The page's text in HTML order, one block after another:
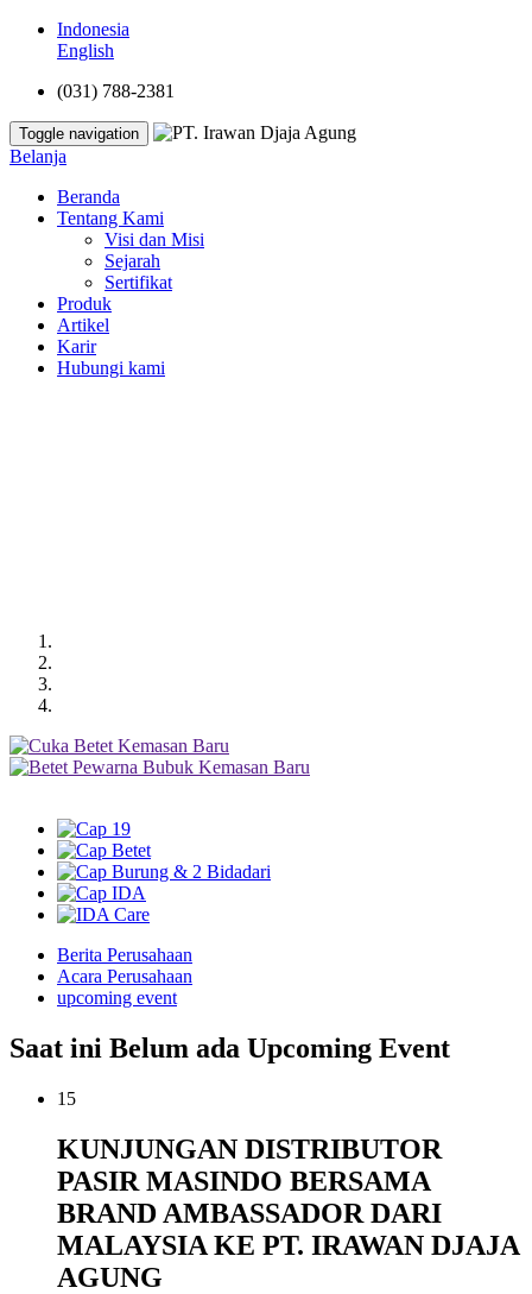
Indonesia
English
(031) 788-2381
Toggle navigation
Belanja
Beranda
Tentang Kami
Visi dan Misi
Sejarah
Sertifikat
Produk
Artikel
Karir
Hubungi kami
Berita Perusahaan
Acara Perusahaan
upcoming event
Saat ini Belum ada Upcoming Event
15
KUNJUNGAN DISTRIBUTOR
PASIR MASINDO BERSAMA
BRAND AMBASSADOR DARI
MALAYSIA KE PT. IRAWAN DJAJA
AGUNG